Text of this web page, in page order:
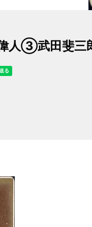
人③武田斐三